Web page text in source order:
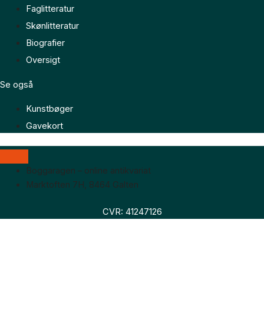
Faglitteratur
Skønlitteratur
Biografier
Oversigt
Se også
Kunstbøger
Gavekort
Boggaragen – online antikvariat
Marktoften 7H, 8464 Galten
CVR: 41247126